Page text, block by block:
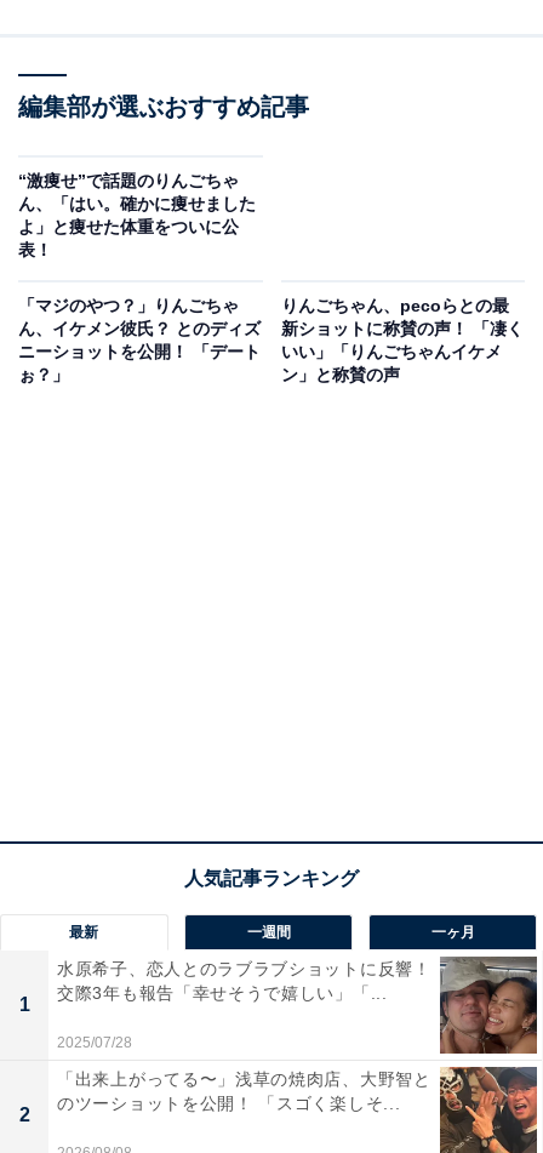
編集部が選ぶおすすめ記事
“激痩せ”で話題のりんごちゃ
ん、「はい。確かに痩せました
よ」と痩せた体重をついに公
表！
「マジのやつ？」りんごちゃ
ん、イケメン彼氏？ とのディズ
ニーショットを公開！ 「デート
ぉ？」
りんごちゃん、pecoらとの最
新ショットに称賛の声！ 「凄く
いい」「りんごちゃんイケメ
ン」と称賛の声
最新 一週間 一ヶ月
1
水原希子、恋人とのラブラブショットに反響！
交際3年も報告「幸せそうで嬉しい」「...
2025/07/28
2
「出来上がってる〜」浅草の焼肉店、大野智と
のツーショットを公開！ 「スゴく楽しそ...